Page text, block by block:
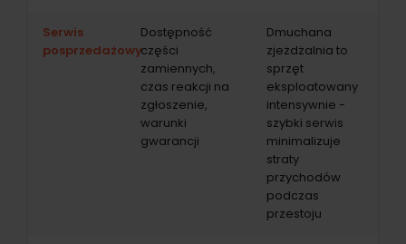
Serwis
posprzedażowy
Dostępność
części
zamiennych,
czas reakcji na
zgłoszenie,
warunki
gwarancji
Dmuchana
zjeżdżalnia to
sprzęt
eksploatowany
intensywnie -
szybki serwis
minimalizuje
straty
przychodów
podczas
przestoju